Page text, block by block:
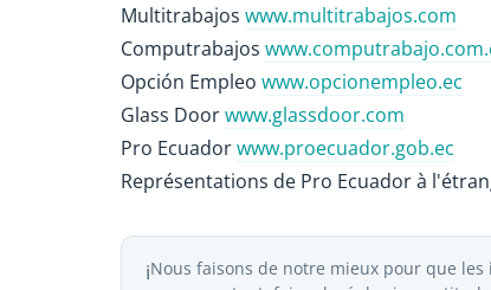
Multitrabajos www.multitrabajos.com
Computrabajos
Opción Empleo www.opcionempleo.ec
Glass Doorwww.glassdoor.com
Pro Ecuadorwww.proecuador.gob.ec
Représentations de Pro Ecuador à
ℹ️Nous faisons de notre mieux pour que